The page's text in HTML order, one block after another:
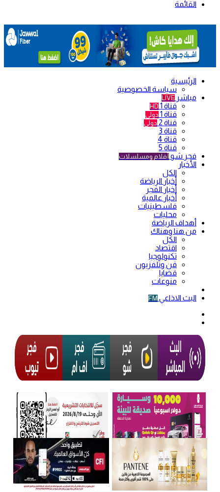
القائمة
الرئيسية
سياسة الخصوصية
مباشر LIVE
قناة 1 HD
قناة 1 دولي
قناة 2 دولي
قناة 3
قناة 4
قناة 5
فجر شو أفلام ومسلسلات
الأخبار
الكل
أخبار الرياضة
أخبار الفجر
أخبار عالمية
فلسطينيات
محليات
أهداف الرياضة
من هنا وهناك
الكل
اقتصاد
تكنولوجيا
فن وتلفزيون
قضايا
منوعات
البث الاذاعي FM